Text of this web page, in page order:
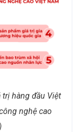
hàng đầu Việt
nghệ cao